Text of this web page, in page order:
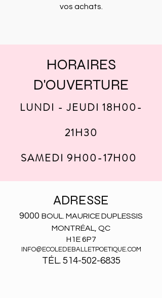
vos achats.
HORAIRES
D'OUVERTURE
LUNDI - JEUDI 18H00-
21H30
SAMEDI 9H00-17H00
ADRESSE
9000 BOUL. MAURICE DUPLESSIS
MONTRÉAL, QC
H1E 6P7
INFO@ECOLEDEBALLETPOETIQUE.COM
TÉL. 514-502-6835